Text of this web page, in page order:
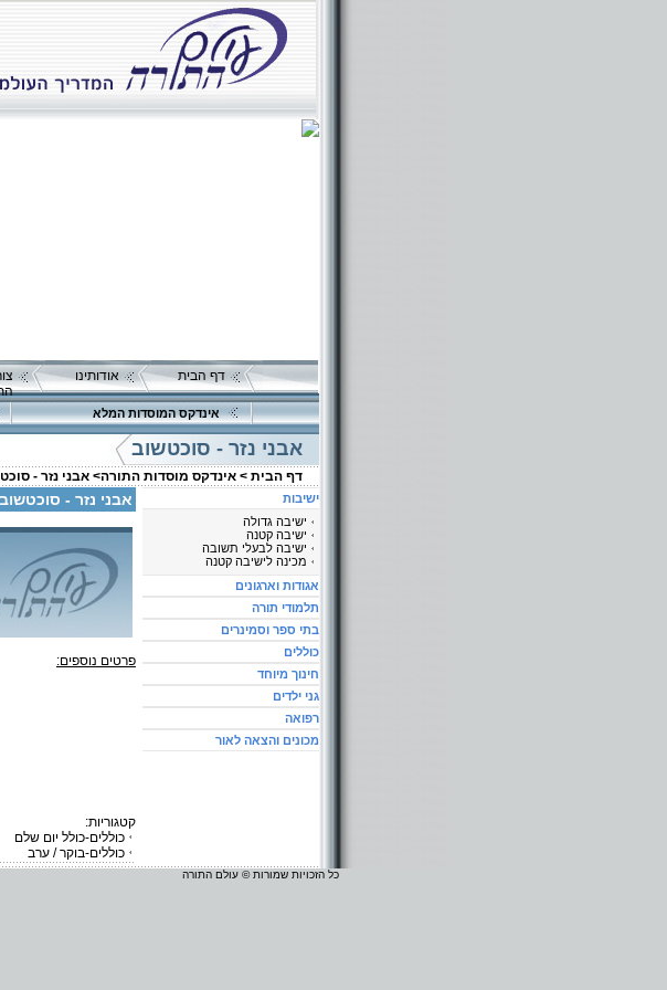
דף הבית אודותינו
אינדקס המוסדות המלא
אבני נזר - סוכטשוב
דף הבית > אינדקס מוסדות התורה> אבני נזר -
אבני נזר - סוכטשוב
פרטים נוספים:
קטגוריות:
כוללים-כולל יום שלם
כוללים-בוקר / ערב
ישיבות
ישיבה גדולה
ישיבה קטנה
ישיבה לבעלי תשובה
מכינה לישיבה קטנה
אגודות וארגונים
תלמודי תורה
בתי ספר וסמינרים
כוללים
חינוך מיוחד
גני ילדים
רפואה
מכונים והצאה לאור
כל הזכויות שמורות © עולם התורה